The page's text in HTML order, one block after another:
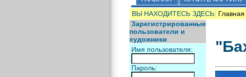
ВЫ НАХОДИТЕСЬ ЗДЕСЬ:
Зарегистрированные
пользователи и
художники
Имя пользователя:
Пароль: